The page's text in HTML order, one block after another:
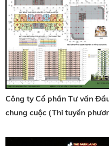
Công ty Cổ phần Tư vấn
chung cuộc (Thi tuyển